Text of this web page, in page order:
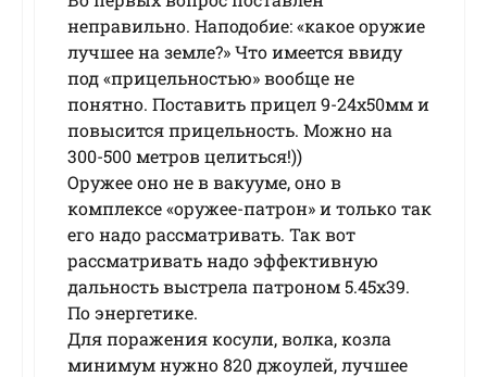
неправильно. Наподобие: «какое оружие
лучшее на земле?» Что имеется ввиду
под «прицельностью» вообще не
понятно. Поставить прицел 9-24х50мм и
повысится прицельность. Можно на
300-500 метров целиться!))
Оружее оно не в вакууме, оно в
комплексе «оружее-патрон» и только так
его надо рассматривать. Так вот
рассматривать надо эффективную
дальность выстрела патроном 5.45х39.
По энергетике.
Для поражения косули, волка, козла
минимум нужно 820 джоулей, лучшее